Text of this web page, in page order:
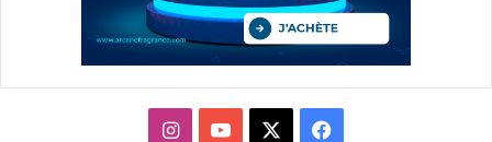
فيسبوك يوتيوبانستقرام